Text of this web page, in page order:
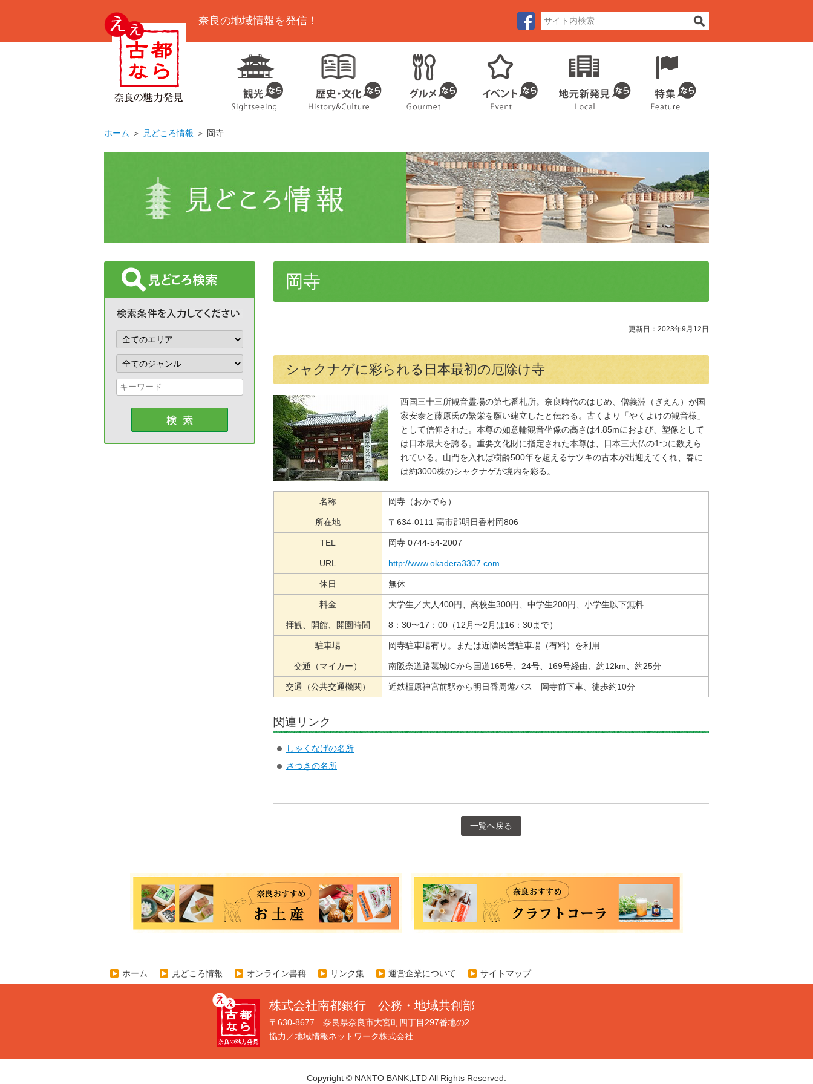
奈良の地域情報を発信！
ホーム ＞ 見どころ情報 ＞ 岡寺
岡寺
更新日：2023年9月12日
シャクナゲに彩られる日本最初の厄除け寺
西国三十三所観音霊場の第七番札所。奈良時代のはじめ、僧義淵（ぎえん）が国
家安泰と藤原氏の繁栄を願い建立したと伝わる。古くより「やくよけの観音様」
として信仰された。本尊の如意輪観音坐像の高さは4.85mにおよび、塑像として
は日本最大を誇る。重要文化財に指定された本尊は、日本三大仏の1つに数えら
れている。山門を入れば樹齢500年を超えるサツキの古木が出迎えてくれ、春に
は約3000株のシャクナゲが境内を彩る。
名称 岡寺（おかでら）
所在地 〒634-0111 高市郡明日香村岡806
TEL 岡寺 0744-54-2007
URL http://www.okadera3307.com
休日 無休
料金 大学生／大人400円、高校生300円、中学生200円、小学生以下無料
拝観、開館、開園時間 8：30〜17：00（12月〜2月は16：30まで）
駐車場 岡寺駐車場有り。または近隣民営駐車場（有料）を利用
交通（マイカー） 南阪奈道路葛城ICから国道165号、24号、169号経由、約12km、約25分
交通（公共交通機関） 近鉄橿原神宮前駅から明日香周遊バス 岡寺前下車、徒歩約10分
関連リンク
しゃくなげの名所
さつきの名所
一覧へ戻る
ホーム 見どころ情報 オンライン書籍 リンク集 運営企業について サイトマップ
株式会社南都銀行 公務・地域共創部
〒630-8677 奈良県奈良市大宮町四丁目297番地の2
協力／地域情報ネットワーク株式会社
Copyright © NANTO BANK,LTD All Rights Reserved.